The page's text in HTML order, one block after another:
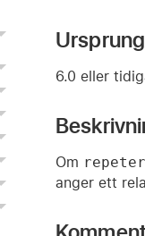
6.0 eller
Om
anger ett